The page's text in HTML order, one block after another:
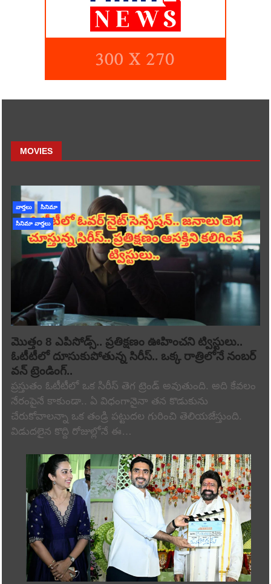
MOVIES
వార్తలు సినిమా
సినిమా వార్తలు
మొత్తం 8 ఎపిసోడ్స్.. ప్రతిక్షణం ఊహించని ట్విస్టులు..
ఓటీటీలో దూసుకుపోతున్న సిరీస్.. ఒక్క రాత్రిలోనే నంబర్
వన్ ట్రెండింగ్..
ప్రస్తుతం ఓటీటీలో ఒక సిరీస్ తెగ ట్రెండ్ అవుతుంది. అది కేవలం
నేరంపైనే కాకుండా.. ఏ విధంగానైనా తన కొడుకును
చేరుకోవాలన్నా ఒక తండ్రి పట్టుదల గురించి తెలియజేస్తుంది.
విడుదలైన కొద్ది రోజుల్లోనే ఈ…